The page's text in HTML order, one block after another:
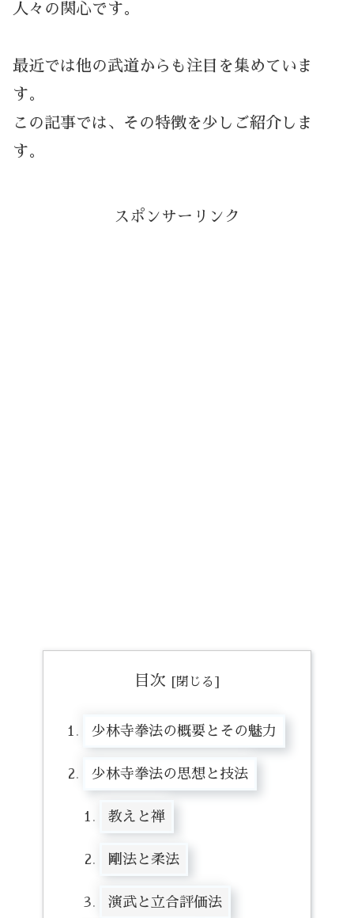
人々の関心です。
最近では他の武道からも注目を集めていま
す。
この記事では、その特徴を少しご紹介しま
す。
スポンサーリンク
目次
少林寺拳法の概要とその魅力
少林寺拳法の思想と技法
教えと禅
剛法と柔法
演武と立合評価法